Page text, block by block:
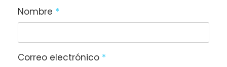
Nombre *
Correo electrónico *